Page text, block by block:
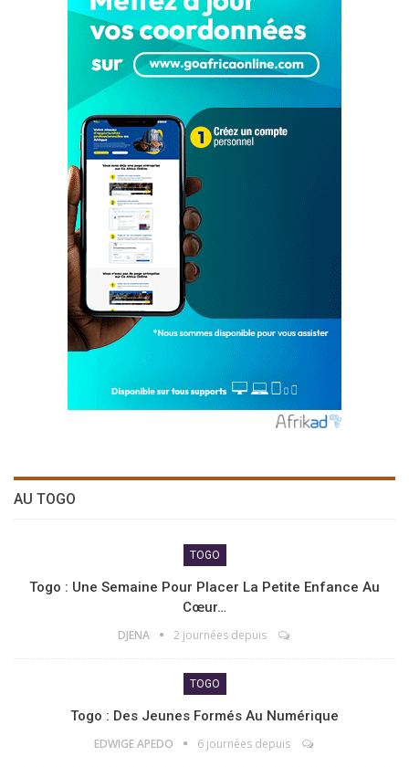
AU TOGO
TOGO
Togo : Une Semaine Pour Placer La Petite Enfance Au
Cœur…
DJENA 2 journées depuis
TOGO
Togo : Des Jeunes Formés Au Numérique
EDWIGE APEDO 6 journées depuis